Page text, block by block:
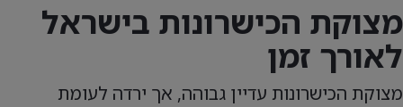
מצוקת הכישרונות בישראל
לאורך זמן
מצוקת הכישרונות עדיין גבוהה, אך ירדה לעומת